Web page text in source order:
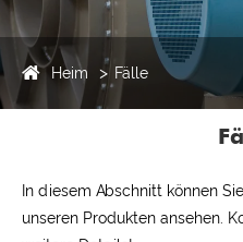
Heim Fälle
In diesem Abschnitt können
unseren Produkten ansehen.